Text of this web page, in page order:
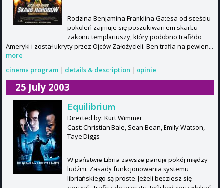
Rodzina Benjamina Franklina Gatesa od sześciu
pokoleń zajmuje się poszukiwaniem skarbu
zakonu templariuszy, który podobno trafił do
Ameryki i został ukryty przez Ojców Założycieli. Ben trafia na pewien...
more
cinema program | details & description | opinie
25 July 2003
Equilibrium
Directed by: Kurt Wimmer
Cast: Christian Bale, Sean Bean, Emily Watson,
Taye Diggs
W państwie Libria zawsze panuje pokój między
ludźmi. Zasady funkcjonowania systemu
libriańskiego są proste. Jeżeli będziesz się